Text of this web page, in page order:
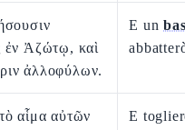
ἐν Ἀζώτῳ, καὶ
ἀλλοφύλων.
E un
αἷμα αὐτῶν
E